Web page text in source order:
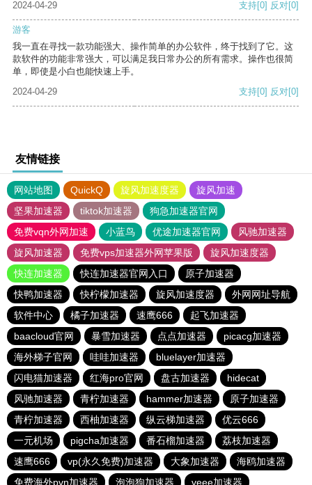
2024-04-29 支持[0] 反对[0]
游客
我一直在寻找一款功能强大、操作简单的办公软件，终于找到了它。这
款软件的功能非常强大，可以满足我日常办公的所有需求。操作也很简
单，即使是小白也能快速上手。
2024-04-29
支持[0] 反对[0]
友情链接
网站地图 QuickQ 旋风加速度器
旋风加速
坚果加速器
tiktok加速器
狗急加速器官网
免费vqn外网加速
小蓝鸟 优途加速器官网
风驰加速器
旋风加速器
免费vps加速器外网苹果版
旋风加速度器
快连加速器
快连加速器官网入口
原子加速器
快鸭加速器
快柠檬加速器 旋风加速度器
外网网址导航
软件中心
橘子加速器 速鹰666
起飞加速器
baacloud官网
暴雪加速器 点点加速器
picacg加速器
海外梯子官网
哇哇加速器
bluelayer加速器
闪电猫加速器
红海pro官网 盘古加速器
hidecat
风驰加速器
青柠加速器 hammer加速器
原子加速器
青柠加速器
西柚加速器 纵云梯加速器
优云666
一元机场
pigcha加速器 番石榴加速器
荔枝加速器
速鹰666
vp(永久免费)加速器 大象加速器
海鸥加速器
免费海外pvn加速器
泡泡狗加速器 veee加速器